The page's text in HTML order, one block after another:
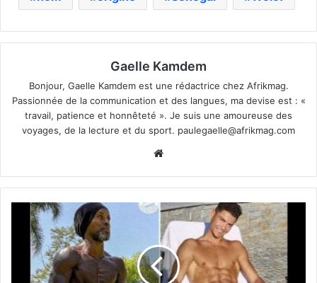
Gaelle Kamdem
Bonjour, Gaelle Kamdem est une rédactrice chez Afrikmag.
Passionnée de la communication et des langues, ma devise est : «
travail, patience et honnêteté ». Je suis une amoureuse des
voyages, de la lecture et du sport. paulegaelle@afrikmag.com